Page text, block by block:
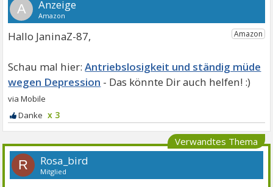
A
Hallo JaninaZ-87,
Antriebslosigkeit und ständig müde
wegen Depression
x 3
Verwandtes Thema
R Rosa_bird
Mitglied